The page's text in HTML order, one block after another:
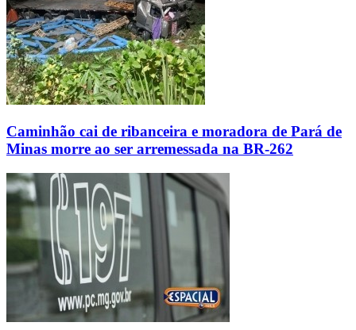
Caminhão cai de ribanceira e moradora de Pará de
Minas morre ao ser arremessada na BR-262